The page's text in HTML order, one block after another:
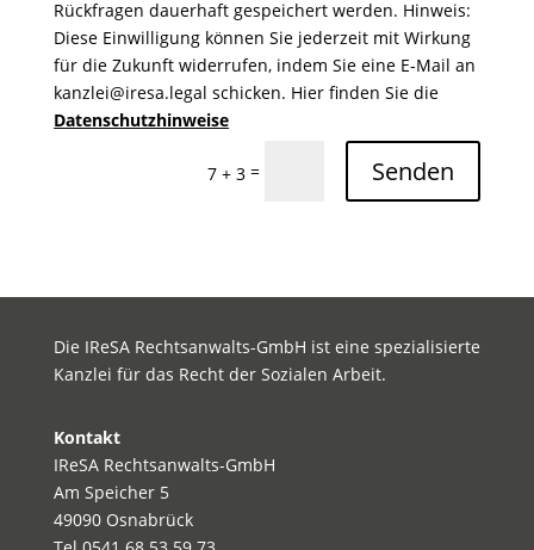
Rückfragen dauerhaft gespeichert werden. Hinweis:
Diese Einwilligung können Sie jederzeit mit Wirkung
für die Zukunft widerrufen, indem Sie eine E-Mail an
kanzlei@iresa.legal schicken. Hier finden Sie die
Datenschutzhinweise
7 + 3 = Senden
Die IReSA Rechtsanwalts-GmbH ist eine spezialisierte
Kanzlei für das Recht der Sozialen Arbeit.
Kontakt
IReSA Rechtsanwalts-GmbH
Am Speicher 5
49090 Osnabrück